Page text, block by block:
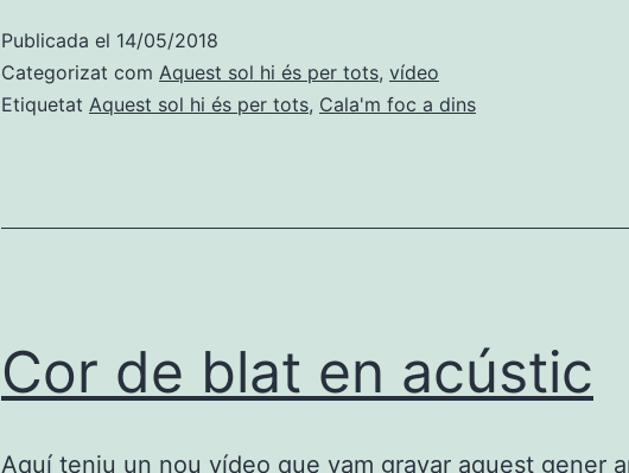
Publicada el 14/05/2018
Categorizat com Aquest sol hi és per tots, vídeo
Etiquetat Aquest sol hi és per tots, Cala'm foc a dins
Cor de blat en acústic
Aquí teniu un nou vídeo que vam gravar aquest gener